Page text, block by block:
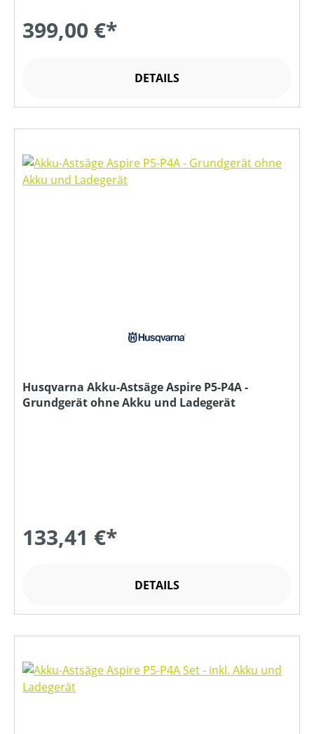
399,00 €*
DETAILS
Husqvarna Akku-Astsäge Aspire P5-P4A -
Grundgerät ohne Akku und Ladegerät
133,41 €*
DETAILS